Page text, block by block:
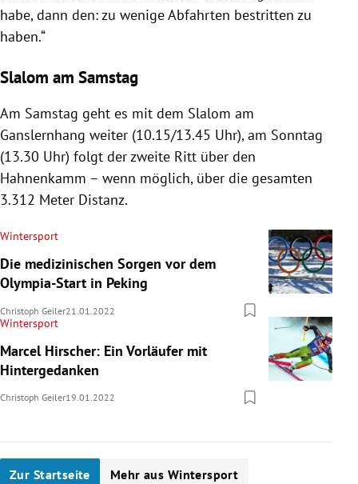
habe, dann den: zu wenige Abfahrten bestritten zu
haben.“
Slalom am Samstag
Am Samstag geht es mit dem Slalom am
Ganslernhang weiter (10.15/13.45 Uhr), am Sonntag
(13.30 Uhr) folgt der zweite Ritt über den
Hahnenkamm – wenn möglich, über die gesamten
3.312 Meter Distanz.
Wintersport
Die medizinischen Sorgen vor dem
Olympia-Start in Peking
Christoph Geiler21.01.2022
Wintersport
Marcel Hirscher: Ein Vorläufer mit
Hintergedanken
Christoph Geiler19.01.2022
Zur Startseite Mehr aus Wintersport